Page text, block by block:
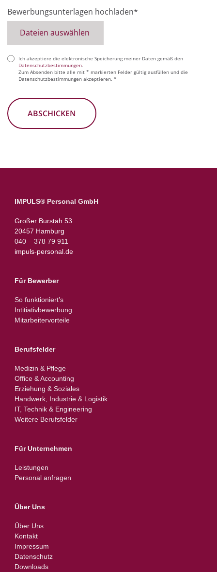
Bewerbungsunterlagen hochladen*
Dateien auswählen
(erforderlich)
Ich akzeptiere die elektronische Speicherung meiner Daten gemäß den
Datenschutzbestimmungen.
Zum Absenden bitte alle mit * markierten Felder gültig ausfüllen und die
Datenschutzbestimmungen akzeptieren. *
IMPULS® Personal GmbH
Großer Burstah 53
20457 Hamburg
040 – 378 79 911
impuls-personal.de
Für Bewerber
So funktioniert’s
Intitiativbewerbung
Mitarbeitervorteile
Berufsfelder
Medizin & Pflege
Office & Accounting
Erziehung & Soziales
Handwerk, Industrie & Logistik
IT, Technik & Engineering
Weitere Berufsfelder
Für Unternehmen
Leistungen
Personal anfragen
Über Uns
Über Uns
Kontakt
Impressum
Datenschutz
Downloads